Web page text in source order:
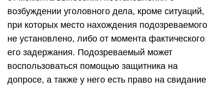
возбуждении уголовного дела, кроме ситуаций,
при которых место нахождения подозреваемого
не установлено, либо от момента фактического
его задержания. Подозреваемый может
воспользоваться помощью защитника на
допросе, а также у него есть право на свидание